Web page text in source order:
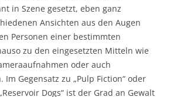
in Szene gesetzt, eben ganz
Ansichten aus den Augen
Personen einer bestimmten
zu den eingesetzten Mitteln wie
oder auch
Gegensatz zu „Pulp Fiction“ oder
Dogs“ ist der Grad an Gewalt